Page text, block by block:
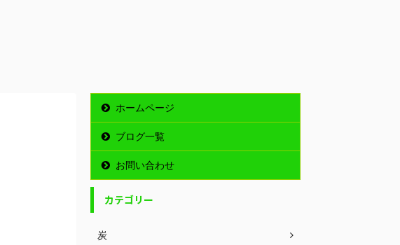
ホームページ
ブログ一覧
お問い合わせ
カテゴリー
炭